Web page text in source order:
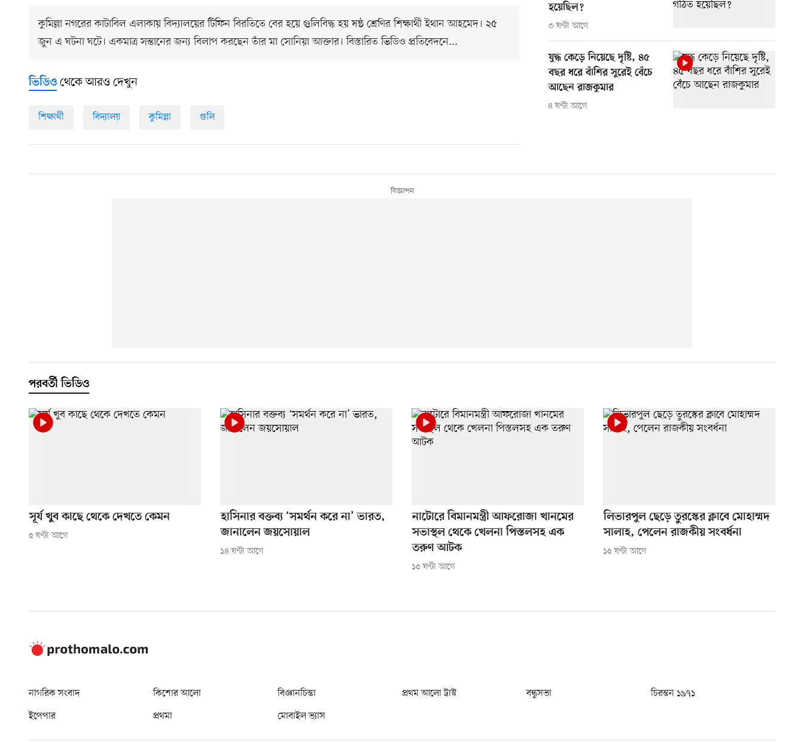
কুমিল্লা নগরের কাটাবিল এলাকায় বিদ্যালয়ের টিফিন বিরতিতে বের হয়ে গুলিবিদ্ধ হয় ষষ্ঠ শ্রেণির শিক্ষার্থী ইথান আহমেদ। ২৫
জুন এ ঘটনা ঘটে। একমাত্র সন্তানের জন্য বিলাপ করছেন তাঁর মা সোনিয়া আক্তার। বিস্তারিত ভিডিও প্রতিবেদনে...
হয়েছিল?
৩ ঘণ্টা আগে
যুদ্ধ কেড়ে নিয়েছে দৃষ্টি, ৪৫
বছর ধরে বাঁশির সুরেই বেঁচে
আছেন রাজকুমার
৪ ঘণ্টা আগে
ভিডিও থেকে আরও দেখুন
শিক্ষার্থী বিদ্যালয় কুমিল্লা গুলি
পরবর্তী ভিডিও
সূর্য খুব কাছে থেকে দেখতে কেমন
৫ ঘণ্টা আগে
হাসিনার বক্তব্য ‘সমর্থন করে না’ ভারত,
জানালেন জয়সোয়াল
১৪ ঘণ্টা আগে
নাটোরে বিমানমন্ত্রী আফরোজা খানমের
সভাস্থল থেকে খেলনা পিস্তলসহ এক
তরুণ আটক
১৫ ঘণ্টা আগে
লিভারপুল ছেড়ে তুরস্কের ক্লাবে মোহাম্মদ
সালাহ, পেলেন রাজকীয় সংবর্ধনা
১৫ ঘণ্টা আগে
নাগরিক সংবাদ কিশোর আলো বিজ্ঞানচিন্তা প্রথম আলো ট্রাস্ট বন্ধুসভা
চিরন্তন ১৯৭১
ইপেপার
প্রথমা মোবাইল ভ্যাস